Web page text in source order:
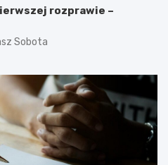
rozprawie –
Sobota